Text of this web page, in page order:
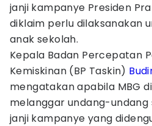
janji kampanye Presiden
diklaim perlu dilaksanakan
anak sekolah.
Kepala Badan Percepatan
Kemiskinan (BP Taskin)
mengatakan apabila MBG
melanggar undang-undang
janji kampanye yang